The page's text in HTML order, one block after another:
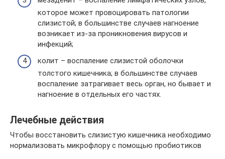
которое может провоцировать патологии
слизистой; в большинстве случаев нагноение
возникает из-за проникновения вирусов и
инфекций;
колит – воспаление слизистой оболочки
толстого кишечника; в большинстве случаев
воспаление затрагивает весь орган, но бывает и
нагноение в отдельных его частях.
Лечебные действия
Чтобы восстановить слизистую кишечника необходимо
нормализовать микрофлору с помощью пробиотиков